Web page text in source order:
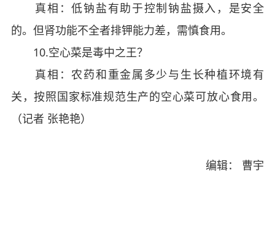
真相：低钠盐有助于控制钠盐摄入，是安全
的。但肾功能不全者排钾能力差，需慎食用。
10.空心菜是毒中之王？
真相：农药和重金属多少与生长种植环境有
关，按照国家标准规范生产的空心菜可放心食用。
（记者 张艳艳）
编辑： 曹宇